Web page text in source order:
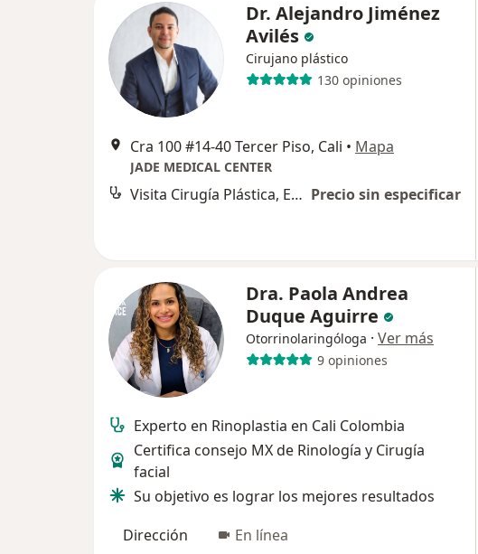
Dr. Alejandro Jiménez
Avilés
Cirujano plástico
130 opiniones
Cra 100 #14-40 Tercer Piso, Cali • Mapa
JADE MEDICAL CENTER
Visita Cirugía Plástica, Estética y Reconstructiva Precio sin especificar
Dra. Paola Andrea
Duque Aguirre
Otorrinolaringóloga · Ver más
9 opiniones
Experto en Rinoplastia en Cali Colombia
Certifica consejo MX de Rinología y Cirugía
facial
Su objetivo es lograr los mejores resultados
Dirección
En línea